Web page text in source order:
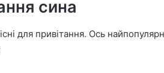
сина
для привітання. Ось